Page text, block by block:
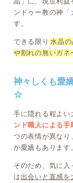
ンドゥー教の神
す。
できる限り 水晶
や割れの無いガネ
神々しくも愛
☆
手に隠れる程よい
ンド職人による
つの表情が異なり
か愛嬌もあります
そのため、気に
は出会いと直感を